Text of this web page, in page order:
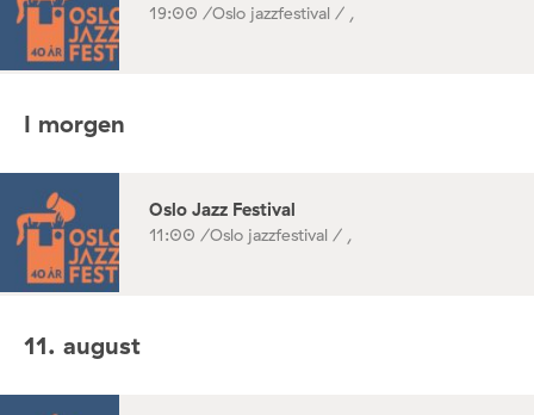
19:00 /Oslo jazzfestival / ,
I morgen
Oslo Jazz Festival
11:00 /Oslo jazzfestival / ,
11. august